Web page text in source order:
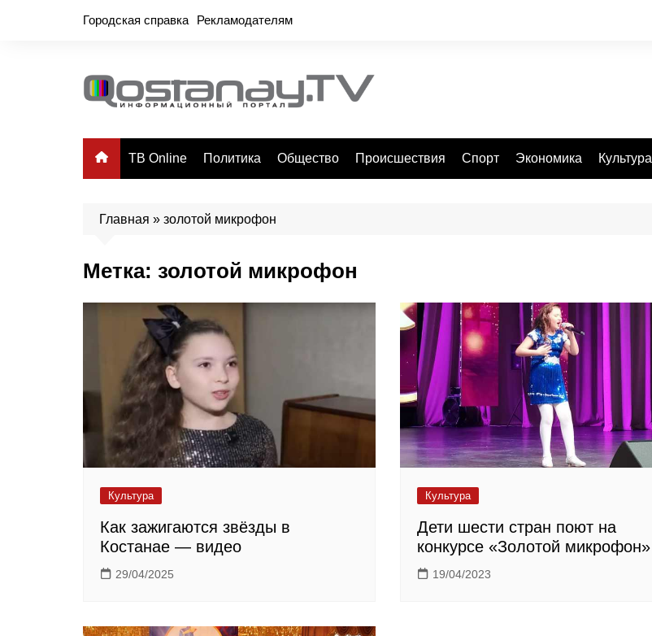
Городская справка Рекламодателям
ТВ Online Политика Общество Происшествия Спорт Экономика Культура
Главная » золотой микрофон
Метка: золотой микрофон
Культура
Как зажигаются звёзды в
Костанае — видео
29/04/2025
Культура
Дети шести стран поют на
конкурсе «Золотой микрофон»
19/04/2023